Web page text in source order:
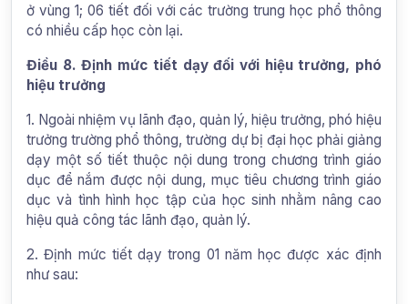
ở vùng 1; 06 tiết đối với các trường trung học phổ thông
có nhiều cấp học còn lại.
Điều 8. Định mức tiết dạy đối với hiệu trưởng, phó
hiệu trưởng
1. Ngoài nhiệm vụ lãnh đạo, quản lý, hiệu trưởng, phó hiệu
trưởng trường phổ thông, trường dự bị đại học phải giảng
dạy một số tiết thuộc nội dung trong chương trình giáo
dục để nắm được nội dung, mục tiêu chương trình giáo
dục và tình hình học tập của học sinh nhằm nâng cao
hiệu quả công tác lãnh đạo, quản lý.
2. Định mức tiết dạy trong 01 năm học được xác định
như sau: